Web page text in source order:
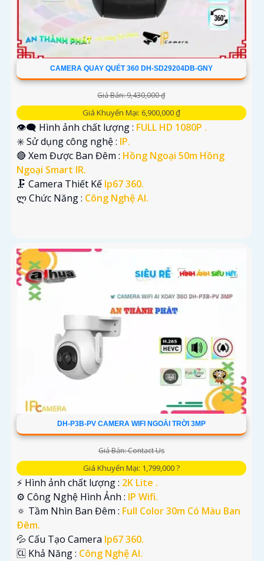
CAMERA QUAY QUÉT 360 DH-SD29204DB-GNY
Giá Bán: 9,430,000 ₫
Giá Khuyến Mại: 6,900,000 ₫
👁️‍🗨 Hình ảnh chất lượng : FULL HD 1080P .
✳️ Sử dụng công nghệ : IP.
🔴 Xem Được Ban Đêm : Hồng Ngoại 50m Hồng
Ngoại Smart IR.
🗜️ Camera Thiết Kế Ip67 360.
️ლ Chức Năng : Công Nghệ AI.
DH-P3B-PV CAMERA WIFI NGOÀI TRỜI 3MP
Giá Bán: Contact Us
Giá Khuyến Mại: 1,799,000 ?
️⚡ Hình ảnh chất lượng : 2K Lite .
⚙ Công Nghệ Hình Ảnh : IP Wifi.
🔅 Tầm Nhìn Ban Đêm : Full Color 30m Có Màu Ban
Ðêm.
💦 Cấu Tạo Camera Ip67 360.
️🆑 Khả Năng : Công Nghệ AI.